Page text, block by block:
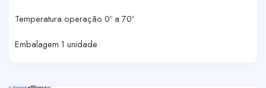
Temperatura operação 0º a 70º
Embalagem 1 unidade